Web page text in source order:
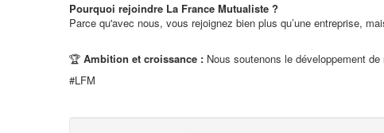
Pourquoi rejoindre La France Mutualiste ?
Parce qu'avec nous, vous rejoignez bien plus qu’une entreprise,
🏆 Ambition et croissance : Nous soutenons le développement
#LFM